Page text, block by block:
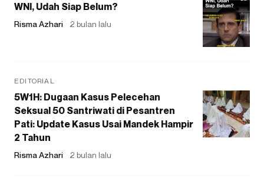
WNI, Udah Siap Belum?
Risma Azhari 2 bulan lalu
EDITORIAL
5W1H: Dugaan Kasus Pelecehan
Seksual 50 Santriwati di Pesantren
Pati: Update Kasus Usai Mandek Hampir
2 Tahun
Risma Azhari 2 bulan lalu